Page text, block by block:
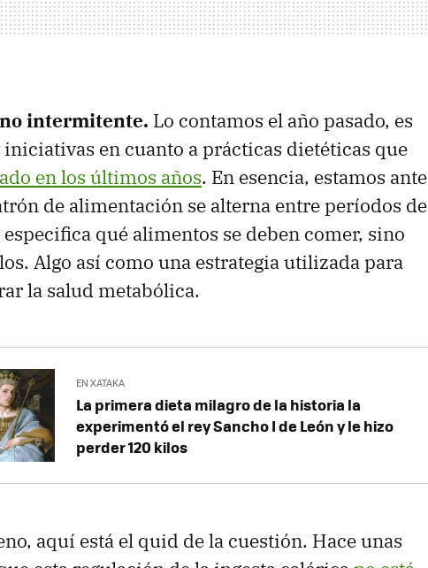
intermitente. Lo contamos el año pasado, es
en cuanto a prácticas dietéticas que
en los últimos años. En esencia, estamos ante
de alimentación se alterna entre períodos de
qué alimentos se deben comer, sino
Algo así como una estrategia utilizada para
la salud metabólica.
EN XATAKA
La primera dieta milagro de la historia la
experimentó el rey Sancho I de León y le hizo
perder 120 kilos
aquí está el quid de la cuestión. Hace unas